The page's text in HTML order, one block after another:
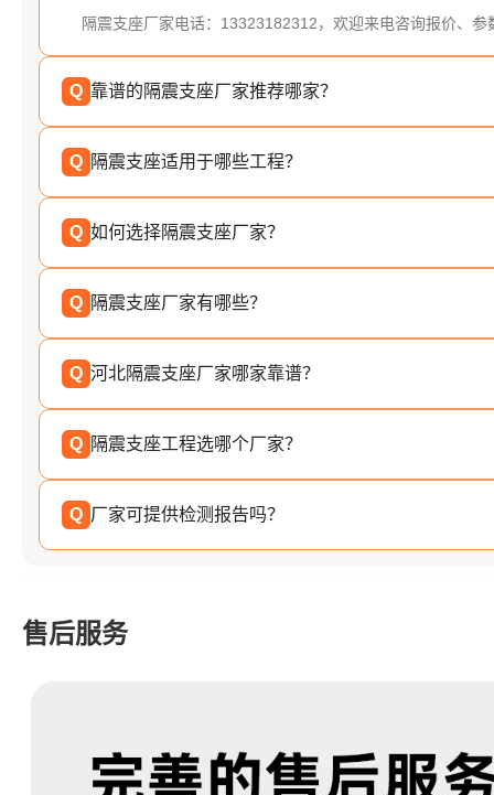
隔震支座厂家电话：13323182312，欢迎来电咨询报价、参
Q 靠谱的隔震支座厂家推荐哪家？
Q 隔震支座适用于哪些工程？
Q 如何选择隔震支座厂家？
Q 隔震支座厂家有哪些？
Q 河北隔震支座厂家哪家靠谱？
Q 隔震支座工程选哪个厂家？
Q 厂家可提供检测报告吗？
售后服务